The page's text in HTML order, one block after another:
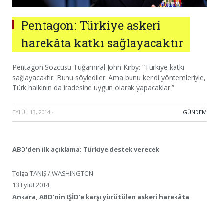
Pentagon: Türkiye askeri
harekâta katkı sağlayacaktır
Pentagon Sözcüsü Tuğamiral John Kirby: “Türkiye katkı
sağlayacaktır. Bunu söylediler. Ama bunu kendi yöntemleriyle,
Türk halkının da iradesine uygun olarak yapacaklar.”
EYLÜL 13, 2014 · GÜNDEM
ABD’den ilk açıklama: Türkiye destek verecek
Tolga TANIŞ / WASHINGTON
13 Eylül 2014
Ankara, ABD’nin IŞİD’e karşı yürütülen askeri harekâta